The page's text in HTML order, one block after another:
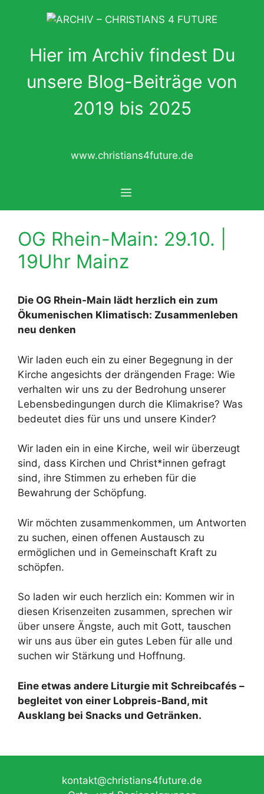
Hier im Archiv findest Du
unsere Blog-Beiträge von
2019 bis 2025
www.christians4future.de
Menü
OG Rhein-Main: 29.10. |
19Uhr Mainz
Die OG Rhein-Main lädt herzlich ein zum
Ökumenischen Klimatisch: Zusammenleben
neu denken
Wir laden euch ein zu einer Begegnung in der
Kirche angesichts der drängenden Frage: Wie
verhalten wir uns zu der Bedrohung unserer
Lebensbedingungen durch die Klimakrise? Was
bedeutet dies für uns und unsere Kinder?
Wir laden ein in eine Kirche, weil wir überzeugt
sind, dass Kirchen und Christ*innen gefragt
sind, ihre Stimmen zu erheben für die
Bewahrung der Schöpfung.
Wir möchten zusammenkommen, um Antworten
zu suchen, einen offenen Austausch zu
ermöglichen und in Gemeinschaft Kraft zu
schöpfen.
So laden wir euch herzlich ein: Kommen wir in
diesen Krisenzeiten zusammen, sprechen wir
über unsere Ängste, auch mit Gott, tauschen
wir uns aus über ein gutes Leben für alle und
suchen wir Stärkung und Hoffnung.
Eine etwas andere Liturgie mit Schreibcafés –
begleitet von einer Lobpreis-Band, mit
Ausklang bei Snacks und Getränken.
kontakt@christians4future.de